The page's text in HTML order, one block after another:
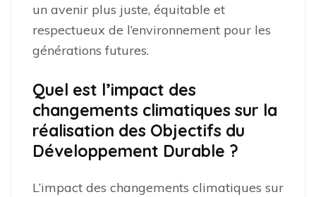
un avenir plus juste, équitable et
respectueux de l’environnement pour les
générations futures.
Quel est l’impact des
changements climatiques sur la
réalisation des Objectifs du
Développement Durable ?
L’impact des changements climatiques sur